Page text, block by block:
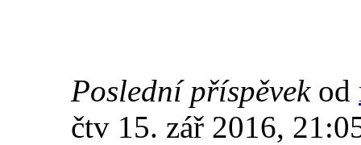
Poslední příspěvek od
čtv 15. zář 2016,